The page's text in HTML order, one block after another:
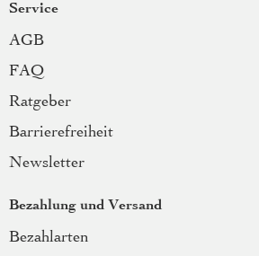
Service
AGB
FAQ
Ratgeber
Barrierefreiheit
Newsletter
Bezahlung und Versand
Bezahlarten